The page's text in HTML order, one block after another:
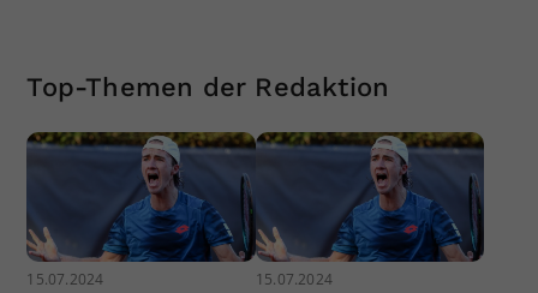
Top-Themen der Redaktion
15.07.2024 15.07.2024